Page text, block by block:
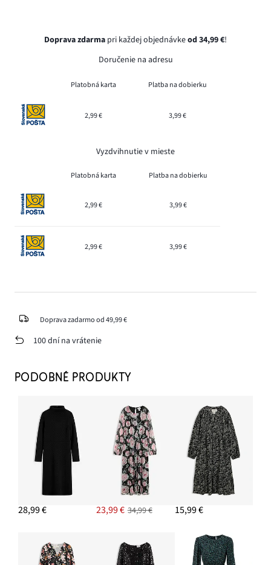
Doprava zdarma pri každej objednávkeod 34,99 €!
Doručenie na adresu
Platobná karta Platba na dobierku
2,99 € 3,99 €
Vyzdvihnutie v mieste
Platobná karta Platba na dobierku
2,99 € 3,99 €
2,99 € 3,99 €
Doprava zadarmo od 49,99 €
100 dní na vrátenie
PODOBNÉ PRODUKTY
28,99 € 23,99 € 34,99 € 15,99 €